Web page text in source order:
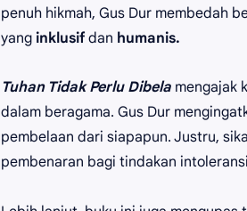
penuh hikmah, Gus Dur membedah
yang inklusifdan humanis.
Tuhan Tidak Perlu Dibela mengajak
dalam beragama. Gus Dur
pembelaan dari siapapun. Justru,
pembenaran bagi tindakan